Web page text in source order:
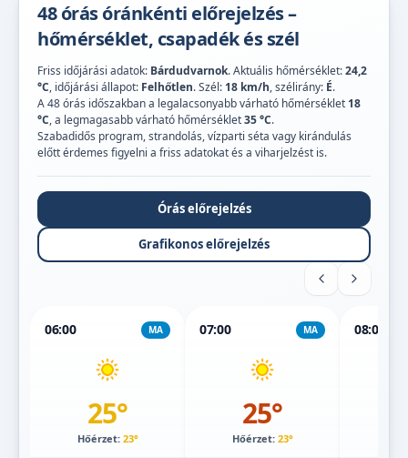
48 órás óránkénti előrejelzés –
hőmérséklet, csapadék és szél
Friss időjárási adatok: Bárdudvarnok. Aktuális hőmérséklet:24,2
°C, időjárási állapot: Felhőtlen. Szél: 18 km/h, szélirány: É.
A 48 órás időszakban a legalacsonyabb várható hőmérséklet 18
°C, a legmagasabb várható hőmérséklet35 °C.
Szabadidős program, strandolás, vízparti séta vagy kirándulás
előtt érdemes figyelni a friss adatokat és a viharjelzést is.
Órás előrejelzés
Grafikonos előrejelzés
06:00 MA
25°
Hőérzet: 23°
07:00 MA
25°
Hőérzet: 23°
08:00